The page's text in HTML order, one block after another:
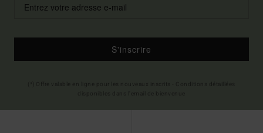
S'inscrire